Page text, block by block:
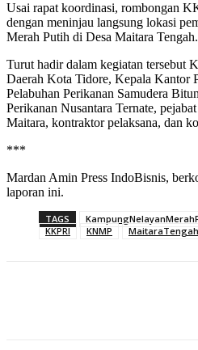
Usai rapat koordinasi, rombongan
dengan meninjau langsung lokasi
Merah Putih di Desa Maitara Tengah.
Turut hadir dalam kegiatan tersebut
Daerah Kota Tidore, Kepala Kantor
Pelabuhan Perikanan Samudera
Perikanan Nusantara Ternate,
Maitara, kontraktor pelaksana, dan
***
Mardan Amin Press IndoBisnis,
laporan ini.
TAGS
KKPRI
KNMP MaitaraTengah